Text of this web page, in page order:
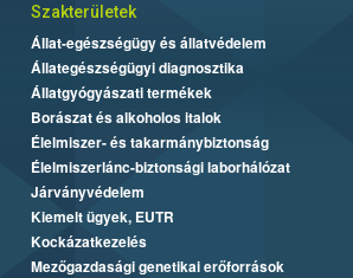
Szakterületek
Állat-egészségügy és állatvédelem
Állategészségügyi diagnosztika
Állatgyógyászati termékek
Borászat és alkoholos italok
Élelmiszer- és takarmánybiztonság
Élelmiszerlánc-biztonsági laborhálózat
Járványvédelem
Kiemelt ügyek, EUTR
Kockázatkezelés
Mezőgazdasági genetikai erőforrások